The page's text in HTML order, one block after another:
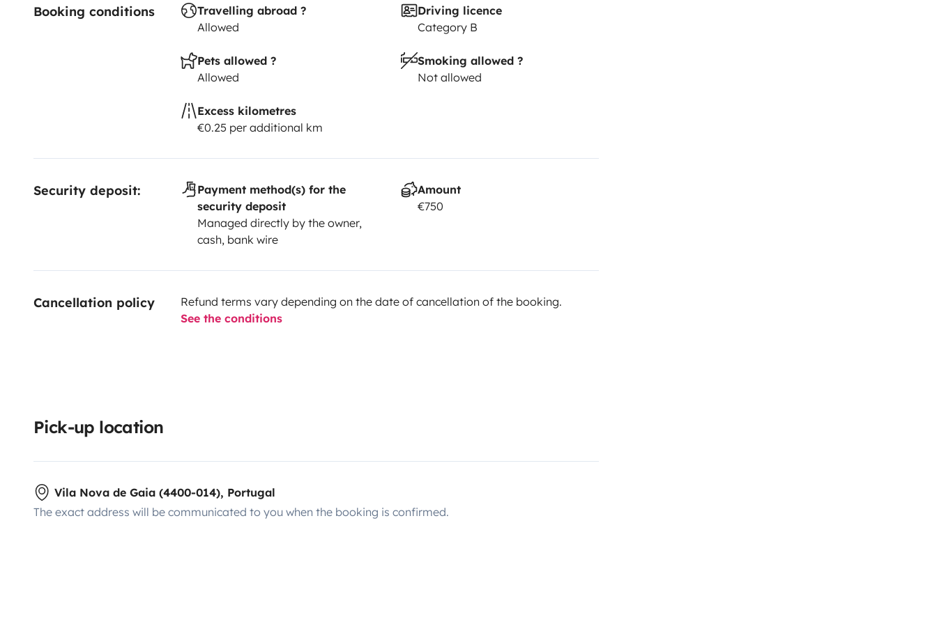
depósitos de águas sujas e a cassete sanitária descarregados, caso contrário será
cobrada taxa de limpeza de 25€. No check-out o depósito de combustível deverá
estar igualmente cheio, caso contrário será cobrado o valor do combustível em falta
acrescido de uma taxa de 15€.
Booking conditions
Travelling abroad ?
Allowed
Driving licence
Category B
Pets allowed ?
Allowed
Smoking allowed ?
Not allowed
Excess kilometres
€0.25 per additional km
Security deposit:
Payment method(s) for the
security deposit
Managed directly by the owner,
cash, bank wire
Amount
€750
Cancellation policy
Refund terms vary depending on the date of cancellation of the booking.
See the conditions
Pick-up location
Vila Nova de Gaia (4400-014), Portugal
The exact address will be communicated to you when the booking is confirmed.